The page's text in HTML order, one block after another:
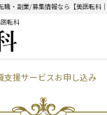
・副業/募集情報なら【美医転科｜
転科
支援サービスお申し込み